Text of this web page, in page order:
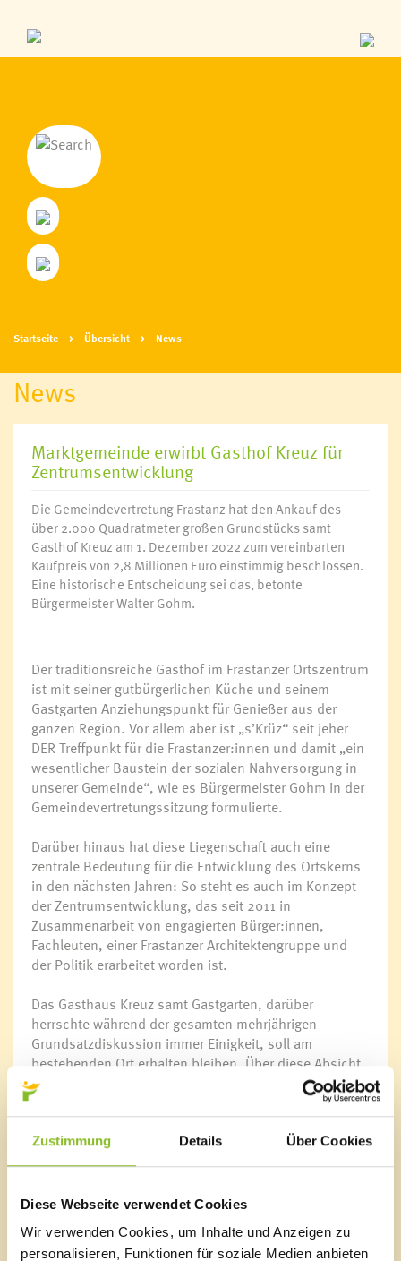
Zustimmung Details Über Cookies
Diese Webseite verwendet Cookies
Wir verwenden Cookies, um Inhalte und Anzeigen zu
personalisieren, Funktionen für soziale Medien anbieten
Startseite Übersicht News
News
Marktgemeinde erwirbt Gasthof Kreuz für
Zentrumsentwicklung
Die Gemeindevertretung Frastanz hat den Ankauf des
über 2.000 Quadratmeter großen Grundstücks samt
Gasthof Kreuz am 1. Dezember 2022 zum vereinbarten
Kaufpreis von 2,8 Millionen Euro einstimmig beschlossen.
Eine historische Entscheidung sei das, betonte
Bürgermeister Walter Gohm.
Der traditionsreiche Gasthof im Frastanzer Ortszentrum
ist mit seiner gutbürgerlichen Küche und seinem
Gastgarten Anziehungspunkt für Genießer aus der
ganzen Region. Vor allem aber ist „s’Krüz“ seit jeher
DER Treffpunkt für die Frastanzer:innen und damit „ein
wesentlicher Baustein der sozialen Nahversorgung in
unserer Gemeinde“, wie es Bürgermeister Gohm in der
Gemeindevertretungssitzung formulierte.
Darüber hinaus hat diese Liegenschaft auch eine
zentrale Bedeutung für die Entwicklung des Ortskerns
in den nächsten Jahren: So steht es auch im Konzept
der Zentrumsentwicklung, das seit 2011 in
Zusammenarbeit von engagierten Bürger:innen,
Fachleuten, einer Frastanzer Architektengruppe und
der Politik erarbeitet worden ist.
Das Gasthaus Kreuz samt Gastgarten, darüber
herrschte während der gesamten mehrjährigen
Grundsatzdiskussion immer Einigkeit, soll am
bestehenden Ort erhalten bleiben. Über diese Absicht
der Marktgemeinde war Eigentümerin Marianne Dorn
natürlich informiert. Im Zuge der Regelung der
Besitzverhältnisse zwischen ihr und ihren fünf Kindern
nahm sie deswegen auch Kontakt mit der
Marktgemeinde Frastanz auf.
„Ich bin der Familie Dorn sehr dankbar, dass sie für
gesucht haben“, so Bürgermeister Gohm. Mit dem